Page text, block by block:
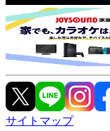
サイトマップ